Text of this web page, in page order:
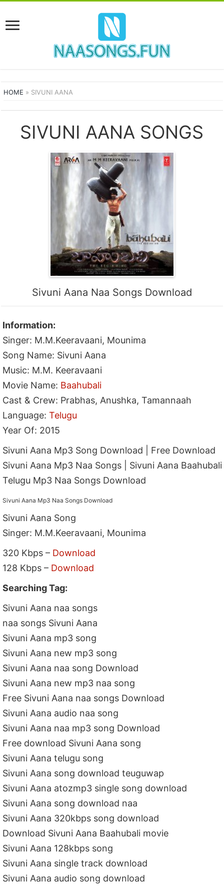
HOME » SIVUNI AANA
SIVUNI AANA SONGS
Sivuni Aana Naa Songs Download
Information:
Singer: M.M.Keeravaani, Mounima
Song Name: Sivuni Aana
Music: M.M. Keeravaani
Movie Name: Baahubali
Cast & Crew: Prabhas, Anushka, Tamannaah
Language:Telugu
Year Of: 2015
Sivuni Aana Mp3 Song Download | Free Download
Sivuni Aana Mp3 Naa Songs | Sivuni Aana Baahubali
Telugu Mp3 Naa Songs Download
Sivuni Aana Mp3 Naa Songs Download
Sivuni Aana Song
Singer: M.M.Keeravaani, Mounima
320 Kbps – Download
128 Kbps – Download
Searching Tag:
Sivuni Aana naa songs
naa songs Sivuni Aana
Sivuni Aana mp3 song
Sivuni Aana new mp3 song
Sivuni Aana naa song Download
Sivuni Aana new mp3 naa song
Free Sivuni Aana naa songs Download
Sivuni Aana audio naa song
Sivuni Aana naa mp3 song Download
Free download Sivuni Aana song
Sivuni Aana telugu song
Sivuni Aana song download teuguwap
Sivuni Aana atozmp3 single song download
Sivuni Aana song download naa
Sivuni Aana 320kbps song download
Download Sivuni Aana Baahubali movie
Sivuni Aana 128kbps song
Sivuni Aana single track download
Sivuni Aana audio song download